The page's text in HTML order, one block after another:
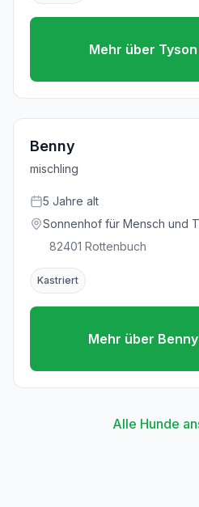
Mehr über Tyson
Benny
mischling
5 Jahre alt
Sonnenhof für Mensch und
Deutschen Tierschutzbund
82401 Rottenbuch
Kastriert
Mehr über Benny
Alle Hunde